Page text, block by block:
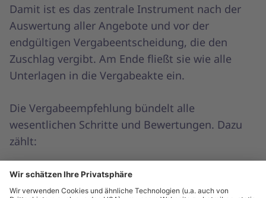
Damit ist es das zentrale Instrument nach der
Auswertung aller Angebote und vor der
endgültigen Vergabeentscheidung, die den
Zuschlag vergibt. Am Ende fließt sie wie alle
Unterlagen in die Vergabeakte ein.
Die Vergabeempfehlung bündelt alle
wesentlichen Schritte und Bewertungen. Dazu
zählt:
übersichtlicher Ablauf des
Vergabeprozesses